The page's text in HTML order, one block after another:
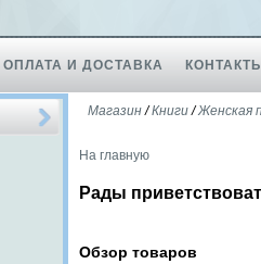
ОПЛАТА И ДОСТАВКА
Магазин/Книги/Женская
На главную
Рады
Обзор товаров